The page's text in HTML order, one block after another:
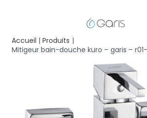
Accueil
Produits
Mitigeur bain-douche kuro – garis – r01-